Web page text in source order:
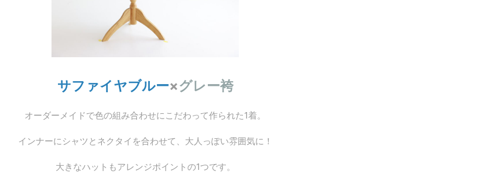
サファイヤブルー×グレー袴
オーダーメイドで色の組み合わせにこだわって作られた1着。
インナーにシャツとネクタイを合わせて、大人っぽい雰囲気に！
大きなハットもアレンジポイントの1つです。